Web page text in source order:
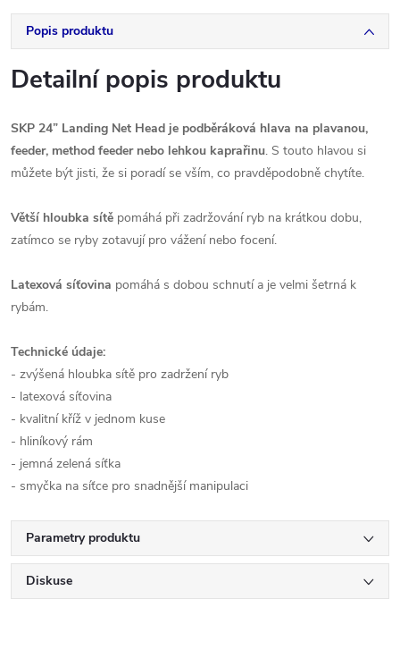
Popis produktu
Detailní popis produktu
SKP 24” Landing Net Head je podběráková hlava na plavanou,
feeder, method feeder nebo lehkou kaprařinu. S touto hlavou si
můžete být jisti, že si poradí se vším, co pravděpodobně chytíte.
Větší hloubka sítě pomáhá při zadržování ryb na krátkou dobu,
zatímco se ryby zotavují pro vážení nebo focení.
Latexová síťovina pomáhá s dobou schnutí a je velmi šetrná k
rybám.
Technické údaje:
- zvýšená hloubka sítě pro zadržení ryb
- latexová síťovina
- kvalitní kříž v jednom kuse
- hliníkový rám
- jemná zelená síťka
- smyčka na síťce pro snadnější manipulaci
Parametry produktu
Diskuse